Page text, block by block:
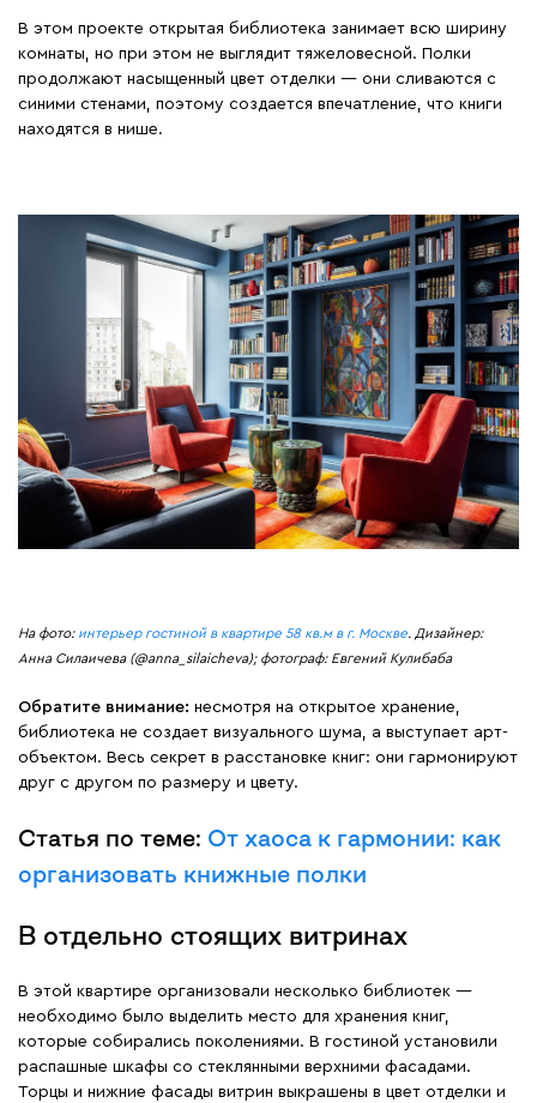
В этом проекте открытая библиотека занимает всю ширину
комнаты, но при этом не выглядит тяжеловесной. Полки
продолжают насыщенный цвет отделки — они сливаются с
синими стенами, поэтому создается впечатление, что книги
находятся в нише.
На фото: интерьер гостиной в квартире 58 кв.м в г. Москве. Дизайнер:
Анна Силаичева (@anna_silaicheva); фотограф: Евгений Кулибаба
Обратите внимание: несмотря на открытое хранение,
библиотека не создает визуального шума, а выступает арт-
объектом. Весь секрет в расстановке книг: они гармонируют
друг с другом по размеру и цвету.
Статья по теме: От хаоса к гармонии: как
организовать книжные полки
В отдельно стоящих витринах
В этой квартире организовали несколько библиотек —
необходимо было выделить место для хранения книг,
которые собирались поколениями. В гостиной установили
распашные шкафы со стеклянными верхними фасадами.
Торцы и нижние фасады витрин выкрашены в цвет отделки и